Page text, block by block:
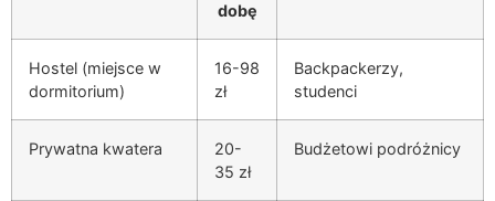
dobę
Hostel (miejsce w
dormitorium)
16-98
zł
Backpackerzy,
studenci
Prywatna kwatera
20-
35 zł
Budżetowi podróżnicy